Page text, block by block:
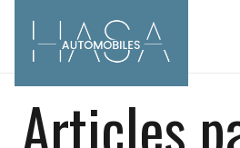
Articles